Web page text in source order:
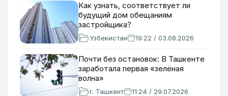
Как узнать, соответствует ли
будущий дом обещаниям
застройщика?
Узбекистан 19:22 / 03.08.2026
Почти без остановок: В Ташкенте
заработала первая «зелёная
волна»
г. Ташкент 11:24 / 29.07.2026